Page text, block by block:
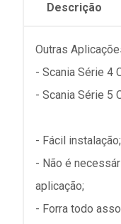
Descrição
Outras
- Scania Série 4
- Scania Série 5
- Fácil instalação;
- Não é
aplicação;
- Forra todo